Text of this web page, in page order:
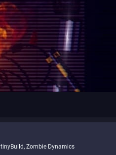
tinyBuild, Zombie Dynamics